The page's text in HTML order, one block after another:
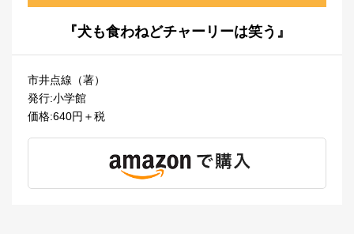
『犬も食わねどチャーリーは笑う』
市井点線（著）
発行:小学館
価格:640円＋税